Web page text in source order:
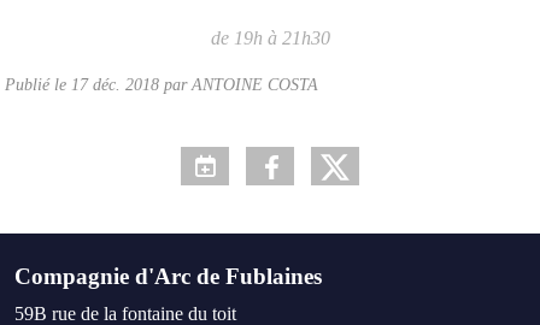
de 19h à 21h30
Publié le 17 déc. 2018 par ANTOINE COSTA
Compagnie d'Arc de Fublaines
59B rue de la fontaine du toit